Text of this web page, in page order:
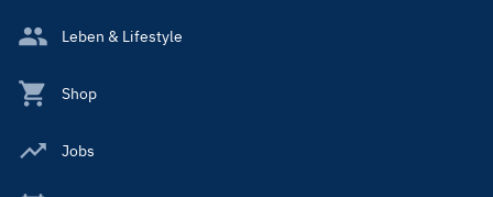
Leben & Lifestyle
Shop
Jobs